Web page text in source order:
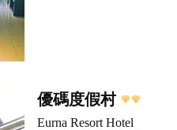
優碼度假村
Eurna Resort Hotel